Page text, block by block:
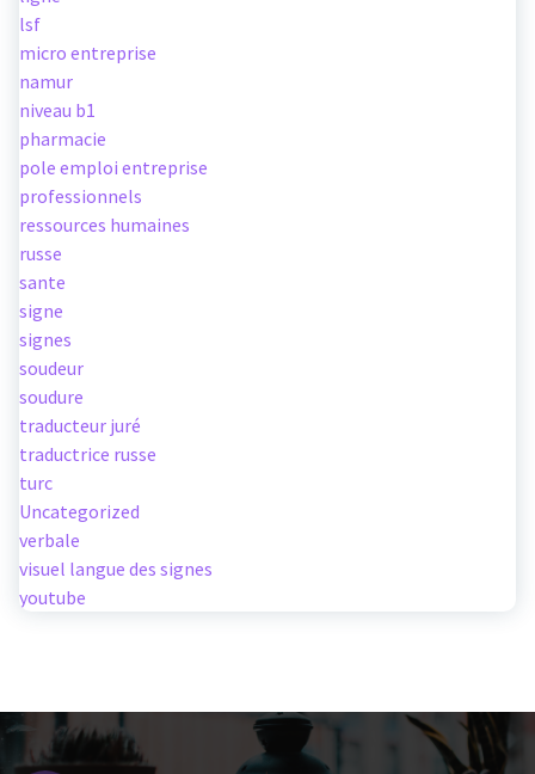
lsf
micro entreprise
namur
niveau b1
pharmacie
pole emploi entreprise
professionnels
ressources humaines
russe
sante
signe
signes
soudeur
soudure
traducteur juré
traductrice russe
turc
Uncategorized
verbale
visuel langue des signes
youtube